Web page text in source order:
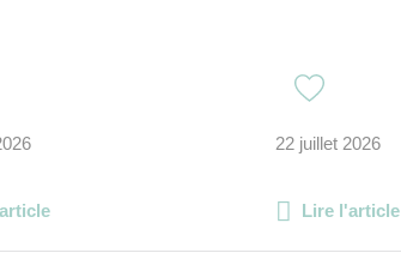
22 juillet 2026
Lire l'article